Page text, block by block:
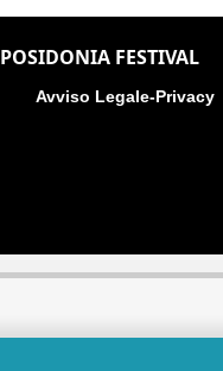
POSIDONIA FESTIVAL
Avviso Legale-Privacy